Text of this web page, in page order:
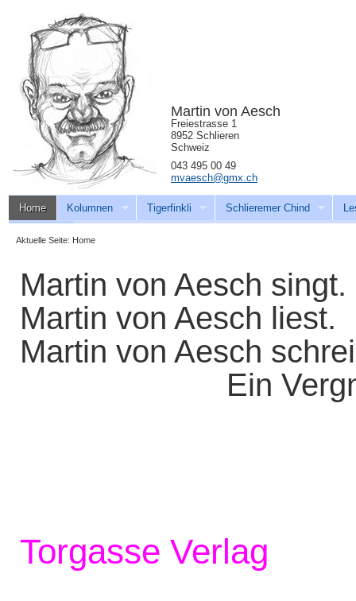
Home Kolumnen Tigerfinkli Schlieremer Chind
Martin von Aesch
Freiestrasse 1
8952 Schlieren
Schweiz
043 495 00 49
mvaesch@gmx.ch
Aktuelle Seite: Home
Martin von Aesch singt.
Martin von Aesch liest.
Martin von Aesch
Ein
Torgasse Verlag